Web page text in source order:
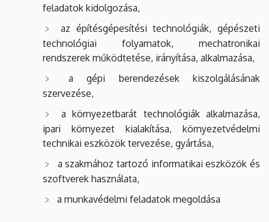
feladatok kidolgozása,
az építésgépesítési technológiák, gépészeti
technológiai folyamatok, mechatronikai
rendszerek működtetése, irányítása, alkalmazása,
a gépi berendezések kiszolgálásának
szervezése,
a környezetbarát technológiák alkalmazása,
ipari környezet kialakítása, környezetvédelmi
technikai eszközök tervezése, gyártása,
a szakmához tartozó informatikai eszközök és
szoftverek használata,
a munkavédelmi feladatok megoldása